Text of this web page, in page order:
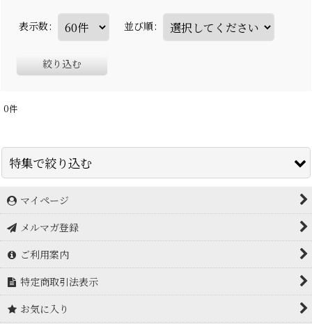
表示数: 並び順:
絞り込む
0件
特集で絞り込む
アイスブレーカー icebreaker
アークテリクス Arc'teryx
アドフリクション
アルトラ ALTRA
マイページ
メルマガ登録
ご利用案内
特定商取引法表示
お気に入り